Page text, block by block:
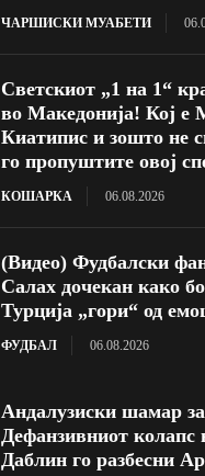
ЧАРШИСКИ МУАБЕТИ
Светскиот „1 на 1“
во Македонија! Кој е
Киатипис и зошто не
го пропуштите овој
КОШАРКА 06.08.2026
(Видео) Фудбалски
Салах дочекан како
Турција „гори“ од
ФУДБАЛ 06.08.2026
Андалузиски шамар
Дефанзивниот колапс
Даблин го разбесни